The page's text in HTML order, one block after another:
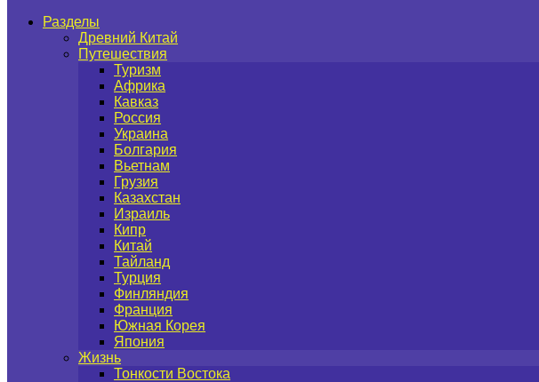
Разделы
Древний Китай
Путешествия
Туризм
Африка
Кавказ
Россия
Украина
Болгария
Вьетнам
Грузия
Казахстан
Израиль
Кипр
Китай
Тайланд
Турция
Финляндия
Франция
Южная Корея
Япония
Жизнь
Тонкости Востока